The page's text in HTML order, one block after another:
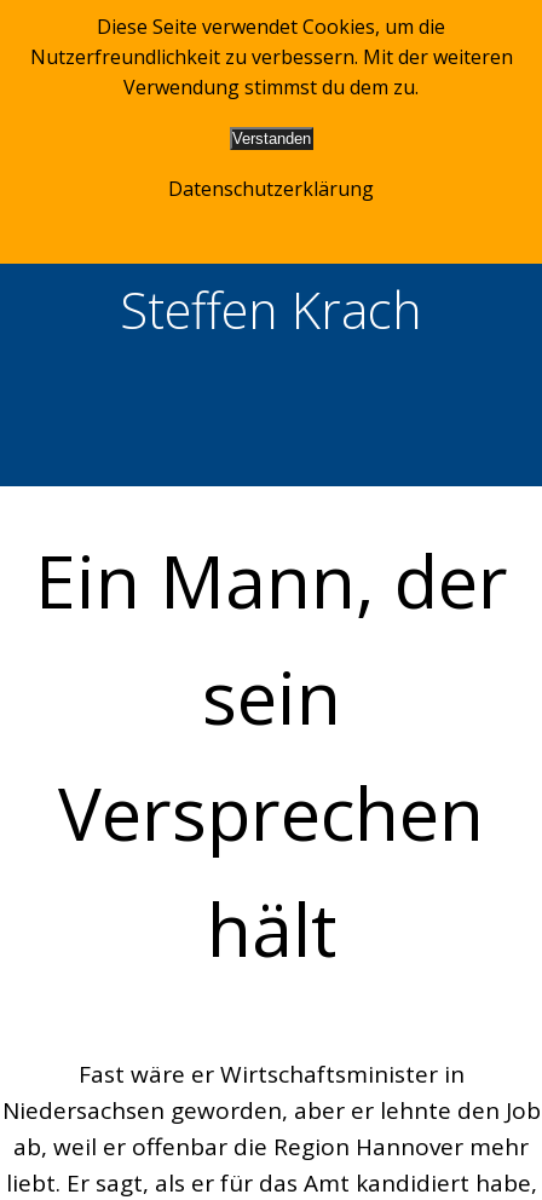
Zum
Inhalt
springen
Steffen Krach
Ein Mann, der
sein
Versprechen
hält
Fast wäre er Wirtschaftsminister in
Niedersachsen geworden, aber er lehnte den Job
ab, weil er offenbar die Region Hannover mehr
liebt. Er sagt, als er für das Amt kandidiert habe,
Diese Seite verwendet Cookies, um die
Nutzerfreundlichkeit zu verbessern. Mit der weiteren
Verwendung stimmst du dem zu.
Verstanden
Datenschutzerklärung